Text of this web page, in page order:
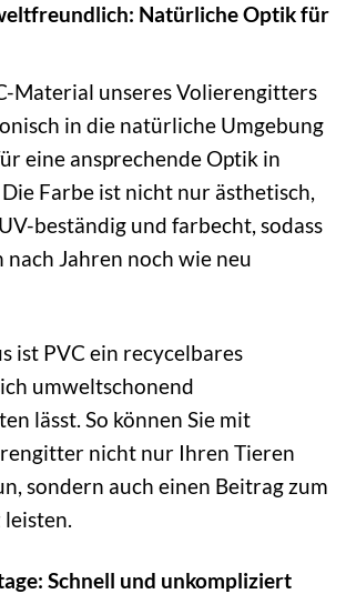
Natürliche Optik für
Material unseres Volierengitters
in die natürliche Umgebung
eine ansprechende Optik in
Farbe ist nicht nur ästhetisch,
beständig und farbecht, sodass
Jahren noch wie neu
ist PVC ein recycelbares
umweltschonend
lässt. So können Sie mit
nicht nur Ihren Tieren
sondern auch einen Beitrag zum
Schnell und unkompliziert